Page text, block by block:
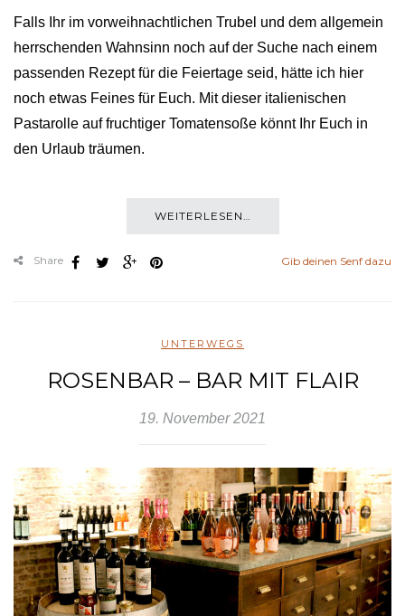
Falls Ihr im vorweihnachtlichen Trubel und dem allgemein
herrschenden Wahnsinn noch auf der Suche nach einem
passenden Rezept für die Feiertage seid, hätte ich hier
noch etwas Feines für Euch. Mit dieser italienischen
Pastarolle auf fruchtiger Tomatensoße könnt Ihr Euch in
den Urlaub träumen.
WEITERLESEN…
Gib deinen Senf dazu
Share
UNTERWEGS
ROSENBAR – BAR MIT FLAIR
19. November 2021